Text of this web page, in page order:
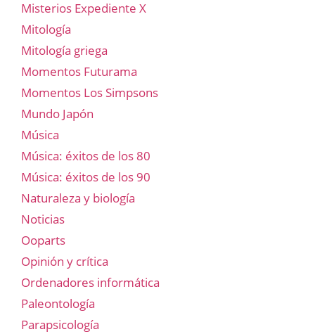
Misterios Expediente X
Mitología
Mitología griega
Momentos Futurama
Momentos Los Simpsons
Mundo Japón
Música
Música: éxitos de los 80
Música: éxitos de los 90
Naturaleza y biología
Noticias
Ooparts
Opinión y crítica
Ordenadores informática
Paleontología
Parapsicología